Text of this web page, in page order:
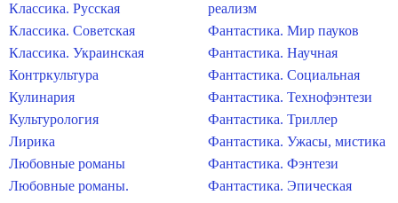
Классика. Русская
Классика. Советская
Классика. Украинская
Контркультура
Кулинария
Культурология
Лирика
Любовные романы
Любовные романы.
реализм
Фантастика. Мир пауков
Фантастика. Научная
Фантастика. Социальная
Фантастика. Технофэнтези
Фантастика. Триллер
Фантастика. Ужасы, мистика
Фантастика. Фэнтези
Фантастика. Эпическая